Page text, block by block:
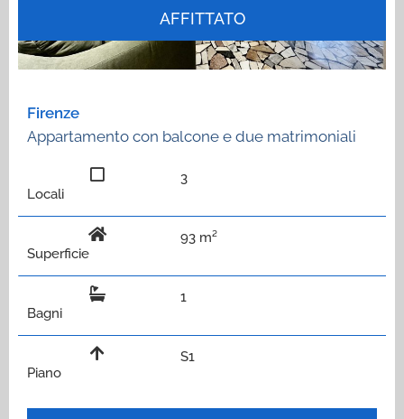
AFFITTATO
Firenze
Appartamento con balcone e due matrimoniali
Locali
3
Superficie
93 m²
Bagni
1
Piano
S1